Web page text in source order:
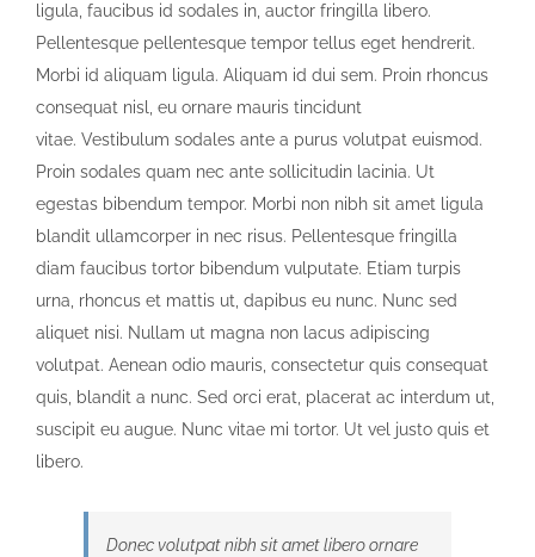
ligula, faucibus id sodales in, auctor fringilla libero.
Pellentesque pellentesque tempor tellus eget hendrerit.
Morbi id aliquam ligula. Aliquam id dui sem. Proin rhoncus
consequat nisl, eu ornare mauris tincidunt
vitae. Vestibulum sodales ante a purus volutpat euismod.
Proin sodales quam nec ante sollicitudin lacinia. Ut
egestas bibendum tempor. Morbi non nibh sit amet ligula
blandit ullamcorper in nec risus. Pellentesque fringilla
diam faucibus tortor bibendum vulputate. Etiam turpis
urna, rhoncus et mattis ut, dapibus eu nunc. Nunc sed
aliquet nisi. Nullam ut magna non lacus adipiscing
volutpat. Aenean odio mauris, consectetur quis consequat
quis, blandit a nunc. Sed orci erat, placerat ac interdum ut,
suscipit eu augue. Nunc vitae mi tortor. Ut vel justo quis et
libero.
Donec volutpat nibh sit amet libero ornare